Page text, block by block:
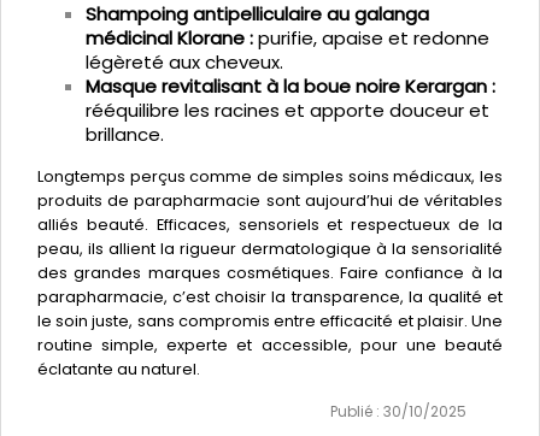
Shampoing antipelliculaire au galanga
médicinal Klorane :purifie, apaise et redonne
légèreté aux cheveux.
Masque revitalisant à la boue noire Kerargan :
rééquilibre les racines et apporte douceur et
brillance.
Longtemps perçus comme de simples soins médicaux, les
produits de parapharmacie sont aujourd’hui de véritables
alliés beauté. Efficaces, sensoriels et respectueux de la
peau, ils allient la rigueur dermatologique à la sensorialité
des grandes marques cosmétiques. Faire confiance à la
parapharmacie, c’est choisir la transparence, la qualité et
le soin juste, sans compromis entre efficacité et plaisir. Une
routine simple, experte et accessible, pour une beauté
éclatante au naturel.
Publié : 30/10/2025